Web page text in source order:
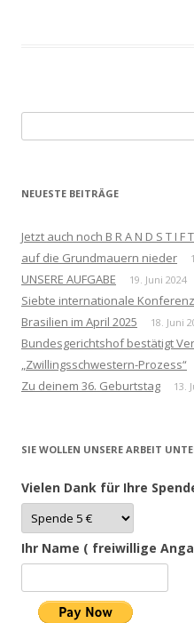
nach:
NEUESTE BEITRÄGE
Jetzt auch noch B R A N D S T I
auf die Grundmauern nieder
UNSERE AUFGABE 19. Juni 2024
Siebte internationale
Brasilien im April 2025
18. Juni
Bundesgerichtshof bestätigt
„Zwillingsschwestern-Prozess“
Zu deinem 36. Geburtstag 13.
SIE WOLLEN UNSERE ARBEIT
Vielen Dank für Ihre
Ihr Name ( freiwillige